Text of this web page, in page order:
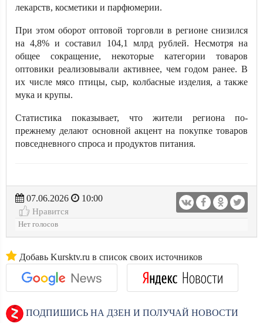
лекарств, косметики и парфюмерии.
При этом оборот оптовой торговли в регионе снизился
на 4,8% и составил 104,1 млрд рублей. Несмотря на
общее сокращение, некоторые категории товаров
оптовики реализовывали активнее, чем годом ранее. В
их числе мясо птицы, сыр, колбасные изделия, а также
мука и крупы.
Статистика показывает, что жители региона по-
прежнему делают основной акцент на покупке товаров
повседневного спроса и продуктов питания.
07.06.2026
10:00
Нравится
Нет голосов
Добавь Kursktv.ru в список своих источников
ПОДПИШИСЬ НА ДЗЕН И ПОЛУЧАЙ НОВОСТИ